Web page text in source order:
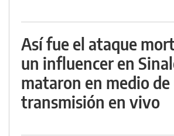
Así fue el ataque
un influencer en
mataron en medio de
transmisión en vivo